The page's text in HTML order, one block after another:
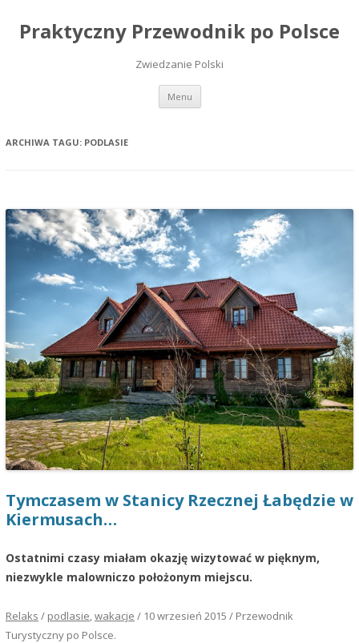
Praktyczny Przewodnik po Polsce
Zwiedzanie Polski
Menu Przeskocz do treści
ARCHIWA TAGU: PODLASIE
Tymczasem w Stanicy Rzecznej Łabędzie w
Kiermusach…
Ostatnimi czasy miałam okazję wizytować w pięknym,
niezwykle malowniczo położonym miejscu.
Relaks / podlasie wakacje / 10 wrzesień 2015 / Przewodnik
Turystyczny po Polsce.